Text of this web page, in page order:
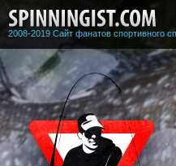
2008-2019 Сайт фанатов спортивного